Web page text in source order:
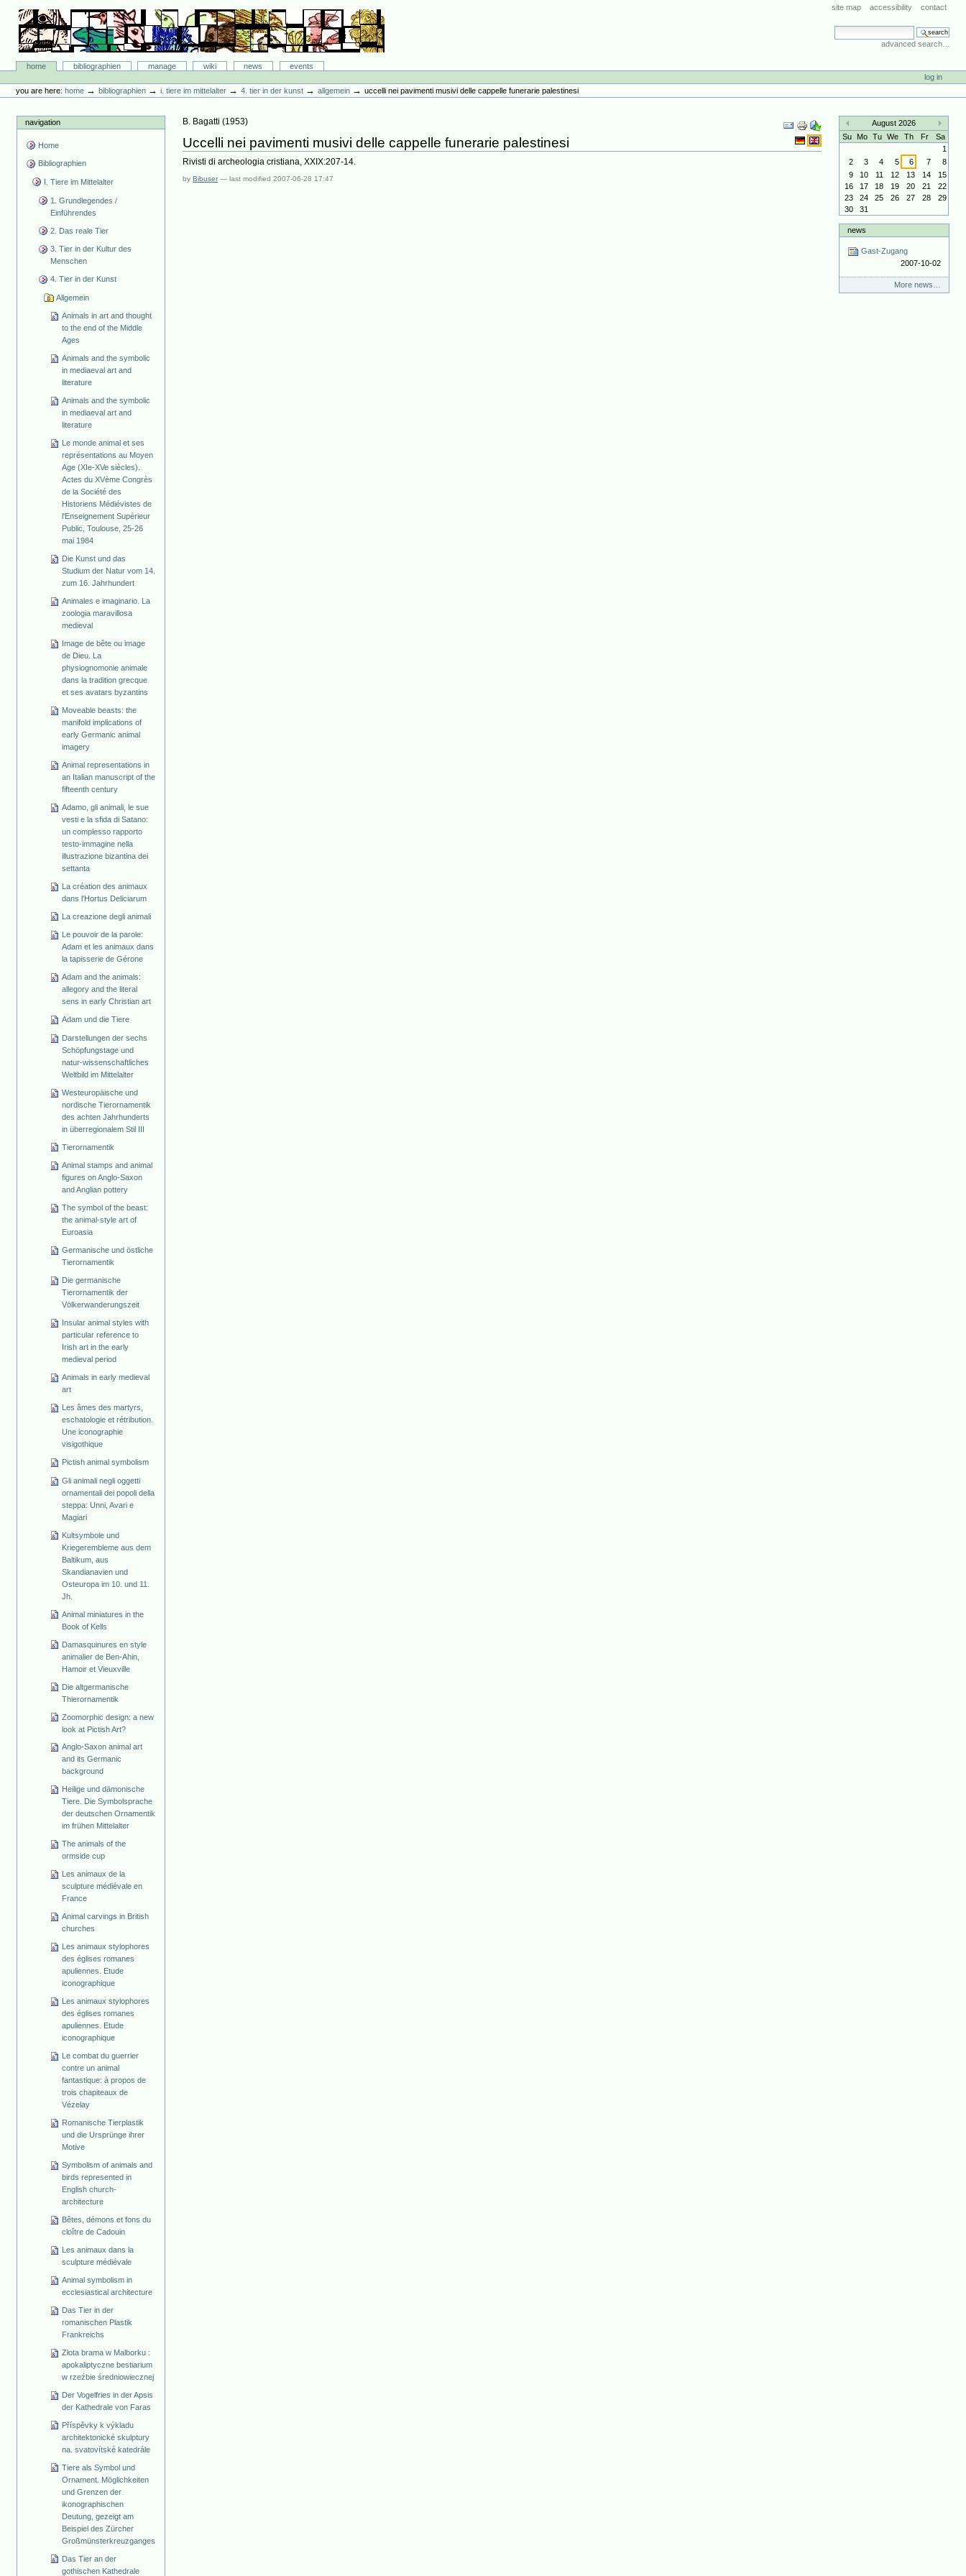
content.
navigation
site map accessibility contact
search site
advanced search…
Bibliographie-Portal
Sectionshome bibliographien manage wiki news
events
tools
log in
you are here: home →bibliographien →i. tiere im mittelalter →4. tier in der kunst →allgemein →uccelli nei pavimenti musivi delle cappelle funerarie palestinesi
navigation
Home
Bibliographien
I. Tiere im Mittelalter
1. Grundlegendes /
Einführendes
2. Das reale Tier
3. Tier in der Kultur des
Menschen
4. Tier in der Kunst
Allgemein
Animals in art and thought
to the end of the Middle
Ages
Animals and the symbolic
in mediaeval art and
literature
Animals and the symbolic
in mediaeval art and
literature
Le monde animal et ses
représentations au Moyen
Age (XIe-XVe siècles).
Actes du XVème Congrès
de la Société des
Historiens Médiévistes de
l'Enseignement Supérieur
Public, Toulouse, 25-26
mai 1984
Die Kunst und das
Studium der Natur vom 14.
zum 16. Jahrhundert
Animales e imaginario. La
zoologia maravillosa
medieval
Image de bête ou image
de Dieu. La
physiognomonie animale
dans la tradition grecque
et ses avatars byzantins
Moveable beasts: the
manifold implications of
early Germanic animal
imagery
Animal representations in
an Italian manuscript of the
fifteenth century
Adamo, gli animali, le sue
vesti e la sfida di Satano:
un complesso rapporto
testo-immagine nella
illustrazione bizantina dei
settanta
La création des animaux
dans l'Hortus Deliciarum
La creazione degli animali
Le pouvoir de la parole:
Adam et les animaux dans
la tapisserie de Gérone
Adam and the animals:
allegory and the literal
sens in early Christian art
Adam und die Tiere
Darstellungen der sechs
Schöpfungstage und
natur-wissenschaftliches
Weltbild im Mittelalter
Westeuropäische und
nordische Tierornamentik
des achten Jahrhunderts
in überregionalem Stil III
Tierornamentik
Animal stamps and animal
figures on Anglo-Saxon
and Anglian pottery
The symbol of the beast:
the animal-style art of
Euroasia
Germanische und östliche
Tierornamentik
Die germanische
Tierornamentik der
Völkerwanderungszeit
Insular animal styles with
particular reference to
Irish art in the early
medieval period
Animals in early medieval
art
Les âmes des martyrs,
eschatologie et rétribution.
Une iconographie
visigothique
Pictish animal symbolism
Gli animali negli oggetti
ornamentali dei popoli della
steppa: Unni, Avari e
Magiari
Kultsymbole und
Kriegerembleme aus dem
Baltikum, aus
Skandianavien und
Osteuropa im 10. und 11.
Jh.
Animal miniatures in the
Book of Kells
Damasquinures en style
animalier de Ben-Ahin,
Hamoir et Vieuxville
Die altgermanische
Thierornamentik
Zoomorphic design: a new
look at Pictish Art?
Anglo-Saxon animal art
and its Germanic
background
Heilige und dämonische
Tiere. Die Symbolsprache
der deutschen Ornamentik
im frühen Mittelalter
The animals of the
ormside cup
Les animaux de la
sculpture médiévale en
France
Animal carvings in British
churches
Les animaux stylophores
des églises romanes
apuliennes. Etude
iconographique
Les animaux stylophores
des églises romanes
apuliennes. Etude
iconographique
Le combat du guerrier
contre un animal
fantastique: à propos de
trois chapiteaux de
Vézelay
Romanische Tierplastik
und die Ursprünge ihrer
Motive
Symbolism of animals and
birds represented in
English church-
architecture
Bêtes, démons et fons du
cloître de Cadouin
Les animaux dans la
sculpture médiévale
Animal symbolism in
ecclesiastical architecture
Das Tier in der
romanischen Plastik
Frankreichs
Złota brama w Malborku :
apokaliptyczne bestiarium
w rzeźbie średniowiecznej
Der Vogelfries in der Apsis
der Kathedrale von Faras
Příspěvky k výkladu
architektonické skulptury
na. svatovítské katedrále
Tiere als Symbol und
Ornament. Möglichkeiten
und Grenzen der
ikonographischen
Deutung, gezeigt am
Beispiel des Zürcher
Großmünsterkreuzganges
Das Tier an der
gothischen Kathedrale
Document
Actions
B. Bagatti (1953)
Uccelli nei pavimenti musivi delle cappelle funerarie palestinesi
Rivisti di archeologia cristiana, XXIX:207-14.
byBibuser —last modified2007-06-28 17:47
«
August 2026
»
Su Mo Tu We Th Fr
Sa
1
2
3 4 5 6 7
8
9
10 11 12 13 14
15
16
17 18 19 20 21
22
23
24 25 26 27 28
29
30
31
news
Gast-Zugang
2007-10-02
More news…